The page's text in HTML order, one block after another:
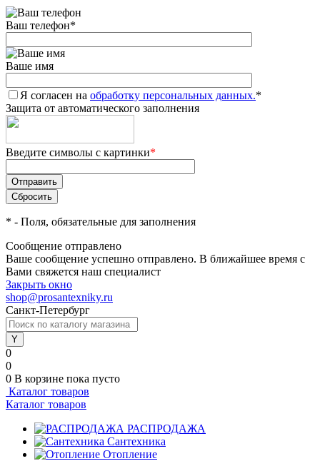
Ваш телефон*
Ваше имя
Я согласен на обработку персональных данных.*
Защита от автоматического заполнения
Введите символы с картинки*
* - Поля, обязательные для заполнения
Сообщение отправлено
Ваше сообщение успешно отправлено. В ближайшее время с
Вами свяжется наш специалист
Закрыть окно
shop@prosantexniky.ru
Санкт-Петербург
0
0
0 В корзине пока пусто
Каталог товаров
Каталог товаров
РАСПРОДАЖА
Сантехника
Отопление